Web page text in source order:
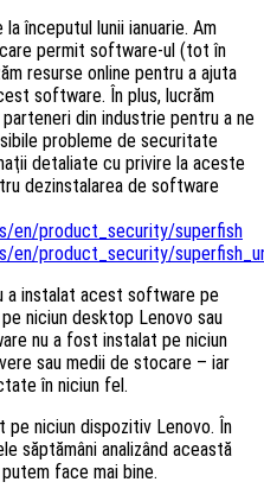
începutul lunii ianuarie. Am
permit software-ul (tot în
resurse online pentru a ajuta
software. În plus, lucrăm
din industrie pentru a ne
probleme de securitate
detaliate cu privire la aceste
dezinstalarea de software
en/product_security/superfish
en/product_security/
a instalat acest software pe
niciun desktop Lenovo sau
nu a fost instalat pe niciun
sau medii de stocare – iar
în niciun fel.
pe niciun dispozitiv Lenovo. În
săptămâni analizând această
face mai bine.